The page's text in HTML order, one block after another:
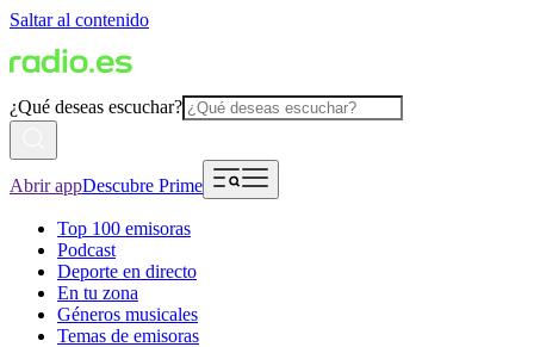
Saltar al contenido
¿Qué deseas escuchar?
Abrir appDescubre Prime
Top 100 emisoras
Podcast
Deporte en directo
En tu zona
Géneros musicales
Temas de emisoras